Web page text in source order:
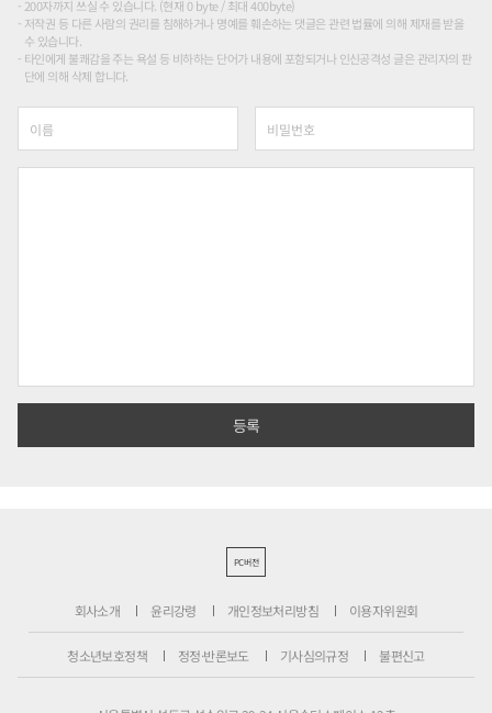
200자까지 쓰실 수 있습니다. (현재 0 byte / 최대 400byte)
저작권 등 다른 사람의 권리를 침해하거나 명예를 훼손하는 댓글은 관련 법률에 의해 제재를 받을
수 있습니다.
타인에게 불쾌감을 주는 욕설 등 비하하는 단어가 내용에 포함되거나 인신공격성 글은 관리자의 판
단에 의해 삭제 합니다.
PC버전
회사소개 윤리강령 개인정보처리방침 이용자위원회
청소년보호정책 정정·반론보도 기사심의규정 불편신고